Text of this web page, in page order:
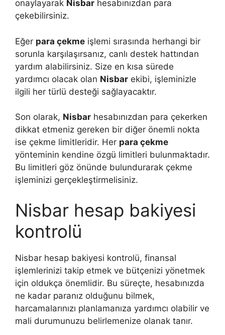
onaylayarak Nisbar hesabınızdan para
çekebilirsiniz.
Eğer para çekme işlemi sırasında herhangi bir
sorunla karşılaşırsanız, canlı destek hattından
yardım alabilirsiniz. Size en kısa sürede
yardımcı olacak olan Nisbar ekibi, işleminizle
ilgili her türlü desteği sağlayacaktır.
Son olarak, Nisbar hesabınızdan para çekerken
dikkat etmeniz gereken bir diğer önemli nokta
ise çekme limitleridir. Her para çekme
yönteminin kendine özgü limitleri bulunmaktadır.
Bu limitleri göz önünde bulundurarak çekme
işleminizi gerçekleştirmelisiniz.
Nisbar hesap bakiyesi
kontrolü
Nisbar hesap bakiyesi kontrolü, finansal
işlemlerinizi takip etmek ve bütçenizi yönetmek
için oldukça önemlidir. Bu süreçte, hesabınızda
ne kadar paranız olduğunu bilmek,
harcamalarınızı planlamanıza yardımcı olabilir ve
mali durumunuzu belirlemenize olanak tanır.